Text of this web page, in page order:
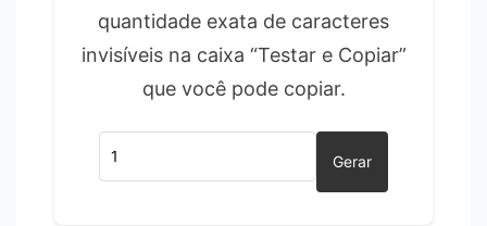
quantidade exata de caracteres
invisíveis na caixa “Testar e Copiar”
que você pode copiar.
Gerar